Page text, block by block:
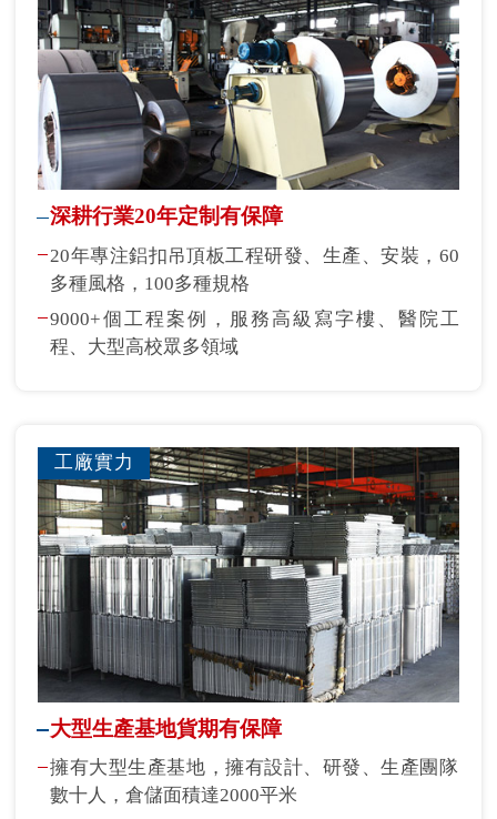
深耕行業20年定制有保障
20年專注鋁扣吊頂板工程研發、生產、安裝，60
多種風格，100多種規格
9000+個工程案例，服務高級寫字樓、醫院工
程、大型高校眾多領域
工廠實力
大型生產基地貨期有保障
擁有大型生產基地，擁有設計、研發、生產團隊
數十人，倉儲面積達2000平米